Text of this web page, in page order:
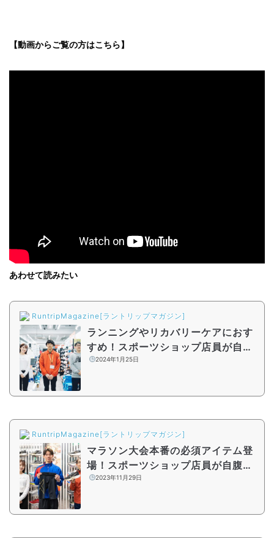
【動画からご覧の方はこちら】
あわせて読みたい
RuntripMagazine[ラントリップマガジン]
ランニングやリカバリーケアにおす
すめ！スポーツショップ店員が自腹
でも買いたいマストバイアイテム
2024年1月25日
RuntripMagazine[ラントリップマガジン]
マラソン大会本番の必須アイテム登
場！スポーツショップ店員が自腹で
も買いたいマストバイアイテム【シ
2023年11月29日